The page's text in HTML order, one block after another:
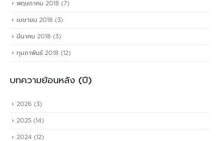
พฤษภาคม 2018 (7)
เมษายน 2018 (3)
มีนาคม 2018 (3)
กุมภาพันธ์ 2018 (12)
บทความย้อนหลัง (ปี)
2026 (3)
2025 (14)
2024 (12)